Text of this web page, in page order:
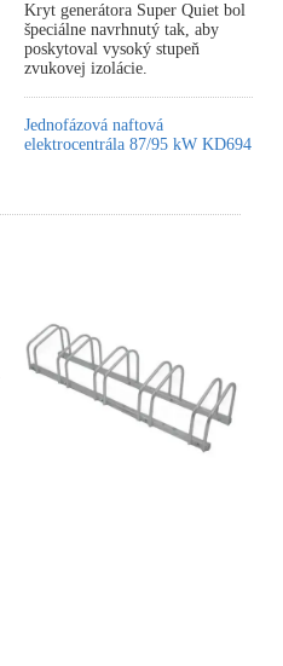
Kryt generátora Super Quiet bol
špeciálne navrhnutý tak, aby
poskytoval vysoký stupeň
zvukovej izolácie.
Jednofázová naftová
elektrocentrála 87/95 kW KD694